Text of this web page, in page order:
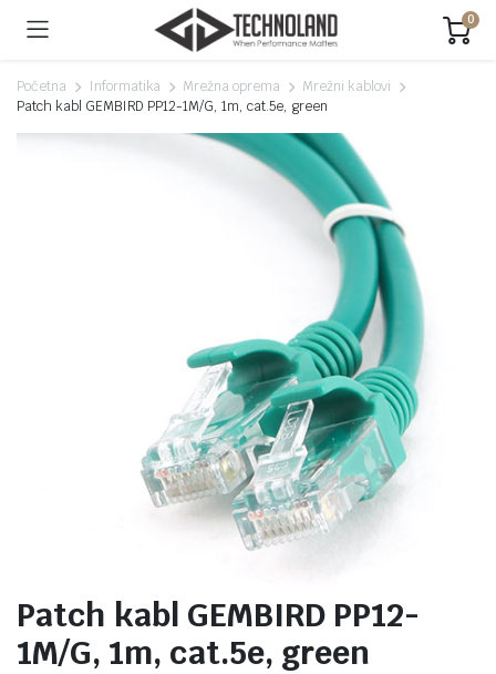
0
Početna Informatika Mrežna oprema
Mrežni kablovi
Patch kabl GEMBIRD PP12-1M/G, 1m, cat.5e, green
Patch kabl GEMBIRD PP12-
1M/G, 1m, cat.5e, green